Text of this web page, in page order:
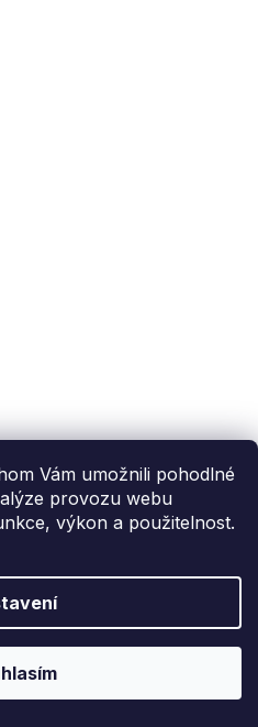
Vám umožnili pohodlné
provozu webu
výkon a použitelnost.